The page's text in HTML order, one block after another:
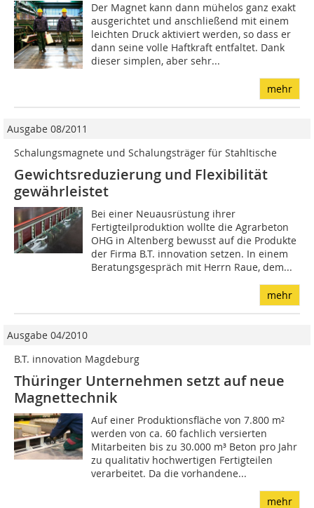
Der Magnet kann dann mühelos ganz exakt
ausgerichtet und anschließend mit einem
leichten Druck aktiviert werden, so dass er
dann seine volle Haftkraft entfaltet. Dank
dieser simplen, aber sehr...
mehr
Ausgabe 08/2011
Schalungsmagnete und Schalungsträger für Stahltische
Gewichtsreduzierung und Flexibilität
gewährleistet
Bei einer Neuausrüstung ihrer
Fertigteilproduktion wollte die Agrarbeton
OHG in Altenberg bewusst auf die Produkte
der Firma B.T. innovation setzen. In einem
Beratungsgespräch mit Herrn Raue, dem...
mehr
Ausgabe 04/2010
B.T. innovation Magdeburg
Thüringer Unternehmen setzt auf neue
Magnettechnik
Auf einer Produktionsfläche von 7.800 m²
werden von ca. 60 fachlich versierten
Mitarbeiten bis zu 30.000 m³ Beton pro Jahr
zu qualitativ hochwertigen Fertigteilen
verarbeitet. Da die vorhandene...
mehr